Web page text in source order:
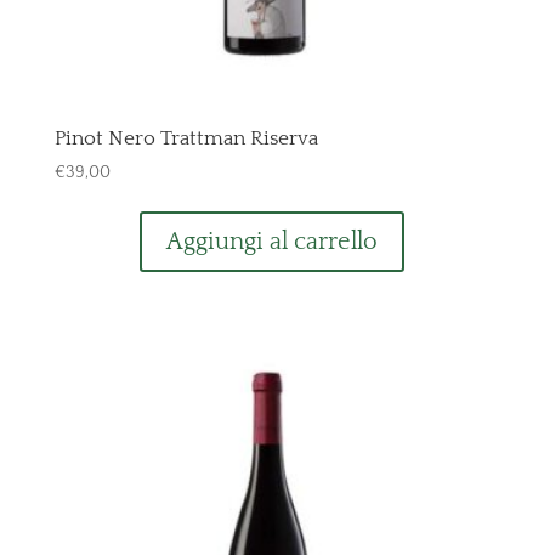
Pinot Nero Trattman Riserva
€39,00
Aggiungi al carrello